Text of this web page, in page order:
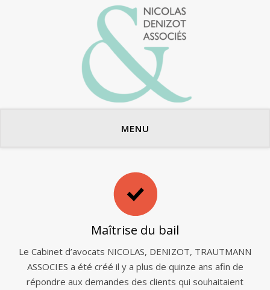
MENU
Maîtrise du bail
Le Cabinet d’avocats NICOLAS, DENIZOT, TRAUTMANN
ASSOCIES a été créé il y a plus de quinze ans afin de
répondre aux demandes des clients qui souhaitaient